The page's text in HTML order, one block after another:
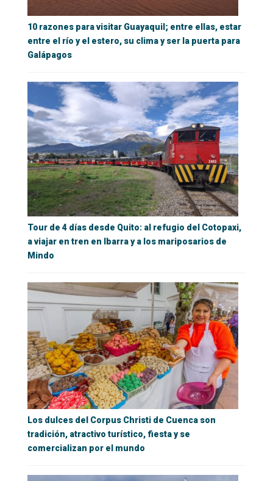
10 razones para visitar Guayaquil; entre ellas, estar
entre el río y el estero, su clima y ser la puerta para
Galápagos
Tour de 4 días desde Quito: al refugio del Cotopaxi,
a viajar en tren en Ibarra y a los mariposarios de
Mindo
Los dulces del Corpus Christi de Cuenca son
tradición, atractivo turístico, fiesta y se
comercializan por el mundo